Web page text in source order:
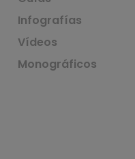
Infografías
Vídeos
Monográficos